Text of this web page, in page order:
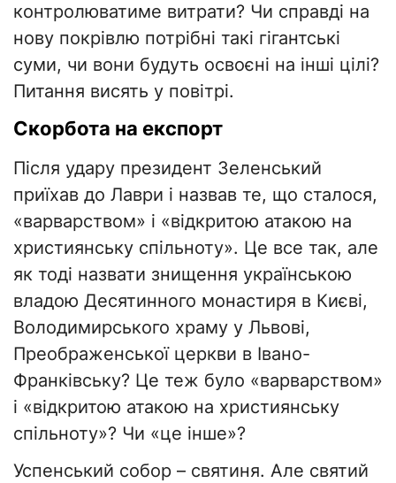
контролюватиме витрати? Чи справді на
нову покрівлю потрібні такі гігантські
суми, чи вони будуть освоєні на інші цілі?
Питання висять у повітрі.
Скорбота на експорт
Після удару президент Зеленський
приїхав до Лаври і назвав те, що сталося,
«варварством» і «відкритою атакою на
християнську спільноту». Це все так, але
як тоді назвати знищення українською
владою Десятинного монастиря в Києві,
Володимирського храму у Львові,
Преображенської церкви в Івано-
Франківську? Це теж було «варварством»
і «відкритою атакою на християнську
спільноту»? Чи «це інше»?
Успенський собор – святиня. Але святий